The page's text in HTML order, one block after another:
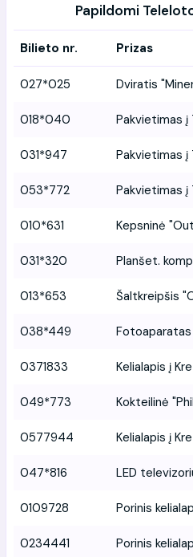
Papildomi
Bilieto nr. Prizas
027*025 Dviratis
018*040 Pakvietimas į
031*947 Pakvietimas į
053*772 Pakvietimas į
010*631 Kepsninė
031*320 Planšet.
013*653 Šaltkreipšis
038*449 Fotoaparatas
0371833 Kelialapis į
049*773 Kokteilinė
0577944 Kelialapis į
047*816 LED
0109728 Porinis
0234441 Porinis